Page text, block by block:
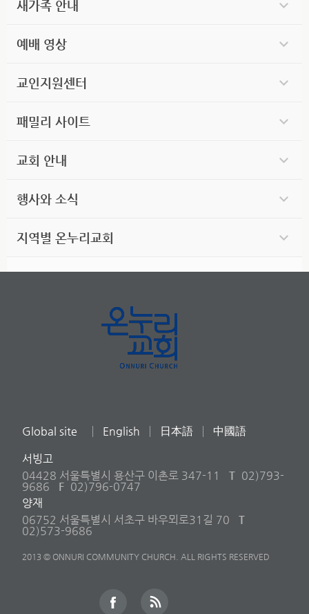
새가족 안내
예배 영상
교인지원센터
패밀리 사이트
교회 안내
행사와 소식
지역별 온누리교회
Global site English 日本語 中國語
서빙고
04428 서울특별시 용산구 이촌로 347-11
T 02)793-
9686
F 02)796-0747
양재
06752 서울특별시 서초구 바우뫼로31길 70
T
02)573-9686
2013 © ONNURI COMMUNITY CHURCH. ALL RIGHTS RESERVED